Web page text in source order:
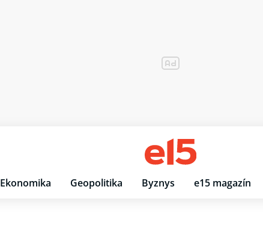
Ekonomika Geopolitika Byznys e15 magazín